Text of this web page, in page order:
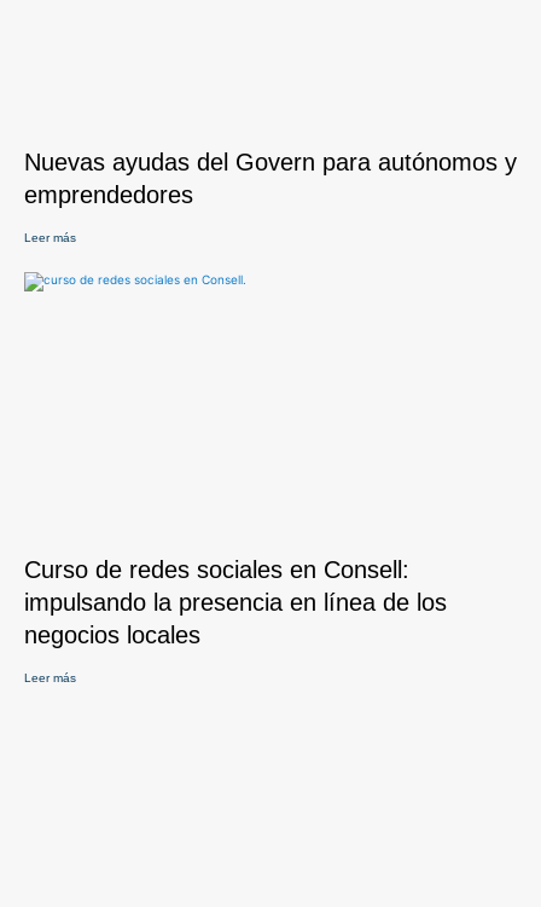
Nuevas ayudas del Govern para autónomos y
emprendedores
Leer más
Curso de redes sociales en Consell:
impulsando la presencia en línea de los
negocios locales
Leer más